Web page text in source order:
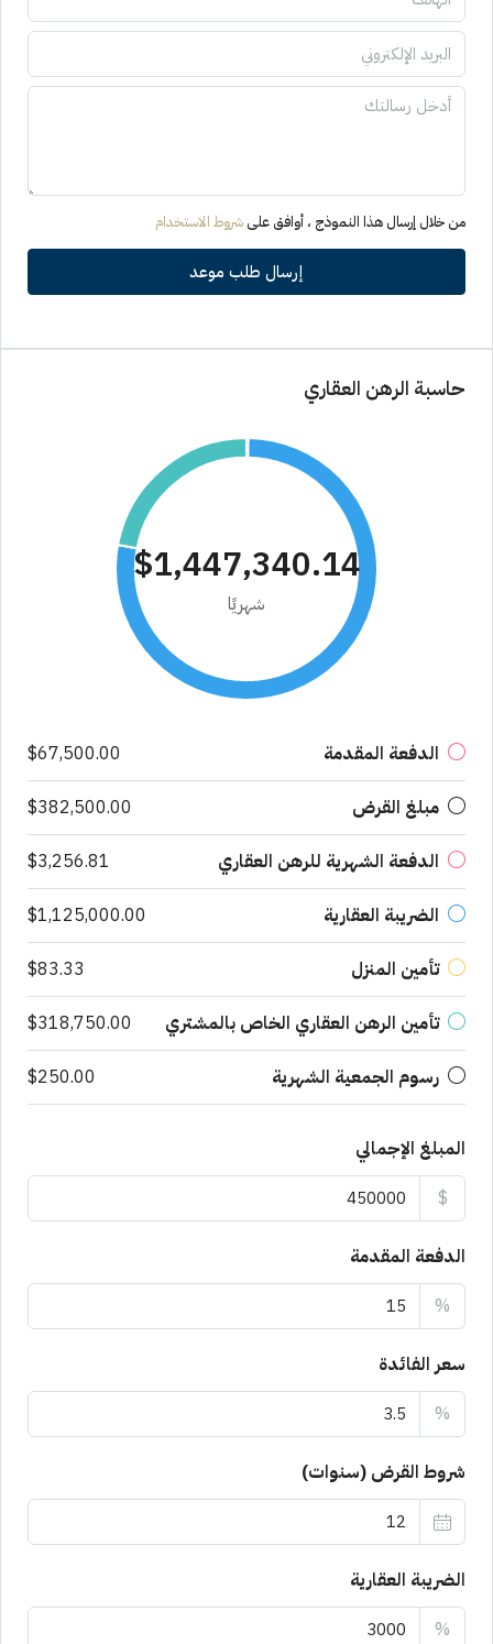
من خلال إرسال هذا النموذج ، أوافق على شروط الاستخدام
إرسال طلب موعد
حاسبة الرهن العقاري
$1,447,340.14
شهريًا
الدفعة المقدمة $67,500.00
مبلغ القرض $382,500.00
الدفعة الشهرية للرهن العقاري $3,256.81
الضريبة العقارية $1,125,000.00
تأمين المنزل $83.33
تأمين الرهن العقاري الخاص بالمشتري $318,750.00
رسوم الجمعية الشهرية $250.00
المبلغ الإجمالي
$
الدفعة المقدمة
%
سعر الفائدة
%
شروط القرض (سنوات)
الضريبة العقارية
%